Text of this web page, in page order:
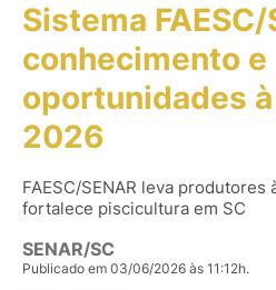
Sistema FAESC/
conhecimento e
oportunidades
2026
FAESC/SENAR leva produtores
fortalece piscicultura em SC
SENAR/SC
Publicado em 03/06/2026 às 11:12h.